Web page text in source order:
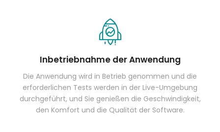
Inbetriebnahme der Anwendung
Die Anwendung wird in Betrieb genommen und die
erforderlichen Tests werden in der Live-Umgebung
durchgeführt, und Sie genießen die Geschwindigkeit,
den Komfort und die Qualität der Software.